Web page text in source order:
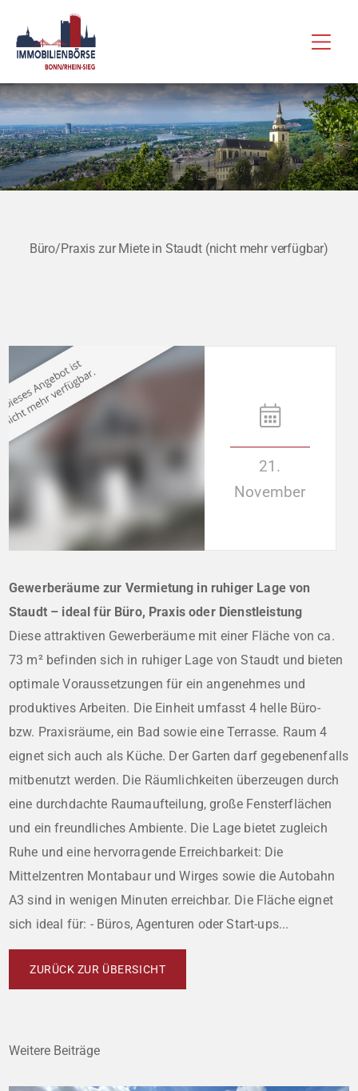
Inhalt
springen
Büro/Praxis zur Miete in Staudt (nicht mehr verfügbar)
21.
November
Gewerberäume zur Vermietung in ruhiger Lage von
Staudt – ideal für Büro, Praxis oder Dienstleistung
Diese attraktiven Gewerberäume mit einer Fläche von ca.
73 m² befinden sich in ruhiger Lage von Staudt und bieten
optimale Voraussetzungen für ein angenehmes und
produktives Arbeiten. Die Einheit umfasst 4 helle Büro-
bzw. Praxisräume, ein Bad sowie eine Terrasse. Raum 4
eignet sich auch als Küche. Der Garten darf gegebenenfalls
mitbenutzt werden. Die Räumlichkeiten überzeugen durch
eine durchdachte Raumaufteilung, große Fensterflächen
und ein freundliches Ambiente. Die Lage bietet zugleich
Ruhe und eine hervorragende Erreichbarkeit: Die
Mittelzentren Montabaur und Wirges sowie die Autobahn
A3 sind in wenigen Minuten erreichbar. Die Fläche eignet
sich ideal für: - Büros, Agenturen oder Start-ups...
ZURÜCK ZUR ÜBERSICHT
Weitere Beiträge